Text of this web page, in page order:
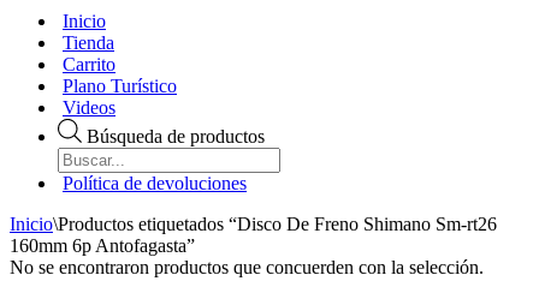
Inicio
Tienda
Carrito
Plano Turístico
Videos
Búsqueda de productos
Política de devoluciones
Inicio\Productos etiquetados “Disco De Freno Shimano Sm-rt26
160mm 6p Antofagasta”
No se encontraron productos que concuerden con la selección.